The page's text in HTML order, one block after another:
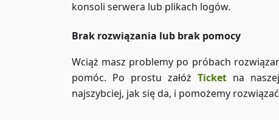
konsoli serwera lub plikach logów.
Brak rozwiązania lub brak pomocy
Wciąż masz problemy po próbach
pomóc. Po prostu załóżTicket na
najszybciej, jak się da, i pomożemy